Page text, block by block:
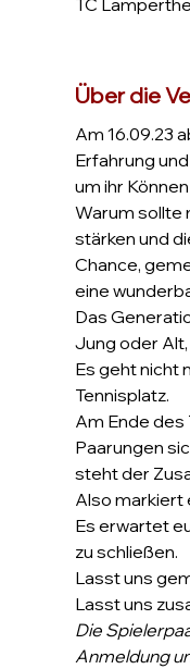
Über die
Am 16.09.23
Erfahrung
um ihr
Warum sollte
stärken und
Chance,
eine
Das
Jung oder
Es geht nicht
Tennisplatz.
Am Ende des
Paarungen
steht der
Also markiert
Es erwartet
zu schließen.
Lasst uns
Lasst uns
Die
Anmeldung